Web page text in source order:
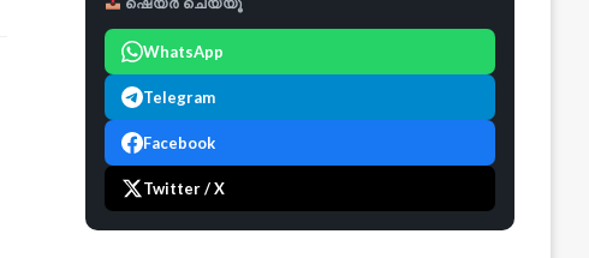
WhatsApp
Telegram
Facebook
Twitter / X